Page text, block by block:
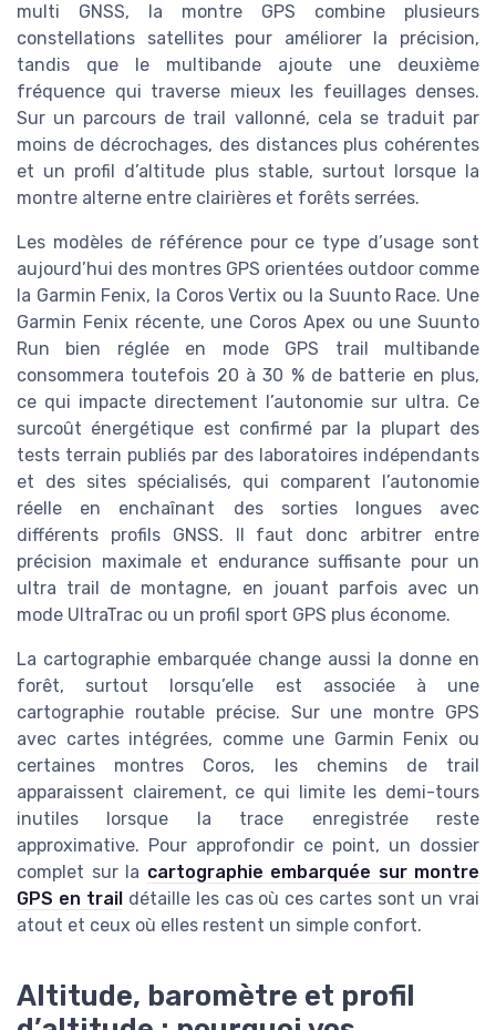
multi GNSS, la montre GPS combine plusieurs
constellations satellites pour améliorer la précision,
tandis que le multibande ajoute une deuxième
fréquence qui traverse mieux les feuillages denses.
Sur un parcours de trail vallonné, cela se traduit par
moins de décrochages, des distances plus cohérentes
et un profil d’altitude plus stable, surtout lorsque la
montre alterne entre clairières et forêts serrées.
Les modèles de référence pour ce type d’usage sont
aujourd’hui des montres GPS orientées outdoor comme
la Garmin Fenix, la Coros Vertix ou la Suunto Race. Une
Garmin Fenix récente, une Coros Apex ou une Suunto
Run bien réglée en mode GPS trail multibande
consommera toutefois 20 à 30 % de batterie en plus,
ce qui impacte directement l’autonomie sur ultra. Ce
surcoût énergétique est confirmé par la plupart des
tests terrain publiés par des laboratoires indépendants
et des sites spécialisés, qui comparent l’autonomie
réelle en enchaînant des sorties longues avec
différents profils GNSS. Il faut donc arbitrer entre
précision maximale et endurance suffisante pour un
ultra trail de montagne, en jouant parfois avec un
mode UltraTrac ou un profil sport GPS plus économe.
La cartographie embarquée change aussi la donne en
forêt, surtout lorsqu’elle est associée à une
cartographie routable précise. Sur une montre GPS
avec cartes intégrées, comme une Garmin Fenix ou
certaines montres Coros, les chemins de trail
apparaissent clairement, ce qui limite les demi-tours
inutiles lorsque la trace enregistrée reste
approximative. Pour approfondir ce point, un dossier
complet sur la cartographie embarquée sur montre
GPS en trail détaille les cas où ces cartes sont un vrai
atout et ceux où elles restent un simple confort.
Altitude, baromètre et profil